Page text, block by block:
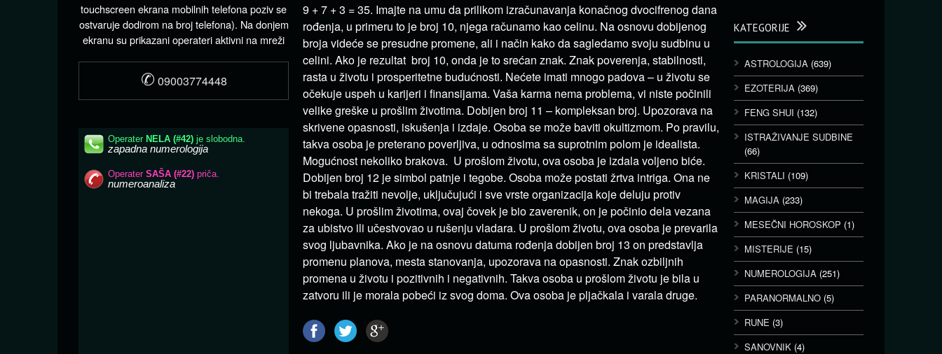
9 + 7 + 3 = 35. Imajte na umu da prilikom izračunavanja konačnog dvocifrenog dana
rođenja, u primeru to je broj 10, njega računamo kao celinu. Na osnovu dobijenog
broja videće se presudne promene, ali i način kako da sagledamo svoju sudbinu u
celini. Ako je rezultat broj 10, onda je to srećan znak. Znak poverenja, stabilnosti,
rasta u životu i prosperitetne budućnosti. Nećete imati mnogo padova – u životu se
očekuje uspeh u karijeri i finansijama. Vaša karma nema problema, vi niste počinili
velike greške u prošlim životima. Dobijen broj 11 – kompleksan broj. Upozorava na
skrivene opasnosti, iskušenja i izdaje. Osoba se može baviti okultizmom. Po pravilu,
takva osoba je preterano poverljiva, u odnosima sa suprotnim polom je idealista.
Mogućnost nekoliko brakova. U prošlom životu, ova osoba je izdala voljeno biće.
Dobijen broj 12 je simbol patnje i tegobe. Osoba može postati žrtva intriga. Ona ne
bi trebala tražiti nevolje, uključujući i sve vrste organizacija koje deluju protiv
nekoga. U prošlim životima, ovaj čovek je bio zaverenik, on je počinio dela vezana
za ubistvo ili učestvovao u rušenju vladara. U prošlom životu, ova osoba je prevarila
svog ljubavnika. Ako je na osnovu datuma rođenja dobijen broj 13 on predstavlja
promenu planova, mesta stanovanja, upozorava na opasnosti. Znak ozbiljnih
promena u životu i pozitivnih i negativnih. Takva osoba u prošlom životu je bila u
zatvoru ili je morala pobeći iz svog doma. Ova osoba je pljačkala i varala druge.
KATEGORIJE
ASTROLOGIJA (639)
EZOTERIJA (369)
FENG SHUI (132)
ISTRAŽIVANJE SUDBINE
(66)
KRISTALI (109)
MAGIJA (233)
MESEČNI HOROSKOP (1)
MISTERIJE (15)
NUMEROLOGIJA (251)
PARANORMALNO (5)
RUNE (3)
SANOVNIK (4)
touchscreen ekrana mobilnih telefona poziv se
ostvaruje dodirom na broj telefona). Na donjem
ekranu su prikazani operateri aktivni na mreži
✆ 09003774448